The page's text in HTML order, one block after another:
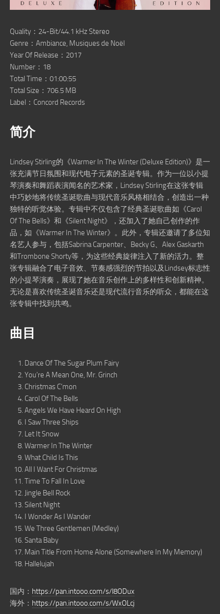
Quality：24-Bit/44.1 kHz Stereo
Genre：Ambiance, Musiques de Noël
Year Of Release：2017
Number：18
Total Time：01:00:55
Total Size：706.5 MB
Label：Concord Records
简介
Lindsey Stirling的《Warmer In The Winter (Deluxe Edition)》是一
张充满节日氛围和现代电子元素的圣诞专辑。作为一位以小提
琴演奏和舞蹈表演闻名的艺术家，Lindsey Stirling在这张专辑
中巧妙地将传统圣诞歌曲与现代音乐风格相结合，创造出一种
独特的听觉体验。专辑中不仅包含了经典圣诞歌曲如《Carol
Of The Bells》和《Silent Night》，还加入了她自己创作的作
品，如《Warmer In The Winter》。此外，专辑还邀请了多位知
名艺人参与，包括Sabrina Carpenter、Becky G、Alex Gaskarth
和Trombone Shorty等，为这些经典旋律注入了新的活力。整
张专辑融合了电子音效、节奏感强烈的节拍以及Lindsey标志性
的小提琴演奏，展现了她在音乐创作上的多样性和创新精神。
无论是喜欢传统圣诞音乐还是现代流行音乐的听众，都能在这
张专辑中找到共鸣。
曲目
Dance Of The Sugar Plum Fairy
You’re A Mean One, Mr. Grinch
Christmas C’mon
Carol Of The Bells
Angels We Have Heard On High
I Saw Three Ships
Let It Snow
Warmer In The Winter
What Child Is This
All I Want For Christmas
Time To Fall In Love
Jingle Bell Rock
Silent Night
I Wonder As I Wander
We Three Gentlemen (Medley)
Santa Baby
Main Title From Home Alone (Somewhere In My Memory)
Hallelujah
国内： https://pan.intooo.com/s/l8ODux
海外： https://pan.intooo.com/s/WxOLcj